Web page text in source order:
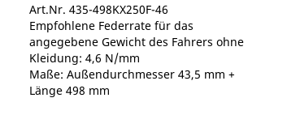
Art.Nr. 435-498KX250F-46
Empfohlene Federrate für das
angegebene Gewicht des Fahrers ohne
Kleidung: 4,6 N/mm
Maße: Außendurchmesser 43,5 mm +
Länge 498 mm